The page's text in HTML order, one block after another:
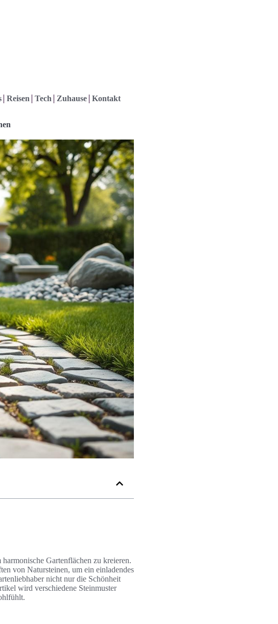
Reisen Tech Zuhause Kontakt
Gartenflächen zu kreieren.
von Natursteinen, um ein einladendes
nicht nur die Schönheit
wird verschiedene Steinmuster